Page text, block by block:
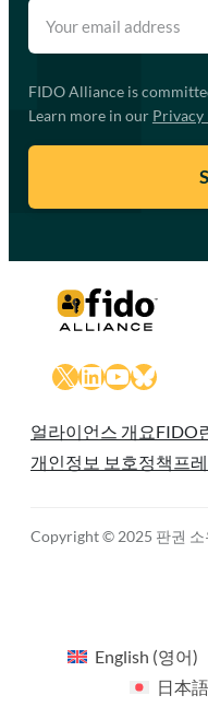
FIDO Alliance is
Learn more in our Privacy
X LinkedIn
YouTube
Bluesky
얼라이언스 개요FIDO
개인정보 보호정책 프
Copyright © 2025 판권 소
English (영어)
日本語